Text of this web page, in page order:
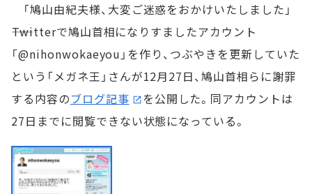
「鳩山由紀夫様、大変ご迷惑をおかけいたしました」
――Twitterで鳩山首相になりすましたアカウント
「@nihonwokaeyou」を作り、つぶやきを更新していた
という「メガネ王」さんが12月27日、鳩山首相らに謝罪
する内容のブログ記事
を公開した。同アカウントは
27日までに閲覧できない状態になっている。